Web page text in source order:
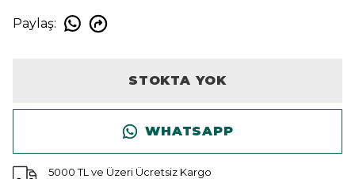
Paylaş:
STOKTA YOK
WHATSAPP
5000 TL ve Üzeri Ücretsiz Kargo